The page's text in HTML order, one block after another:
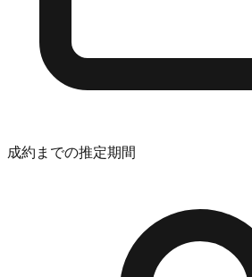
成約までの推定期間